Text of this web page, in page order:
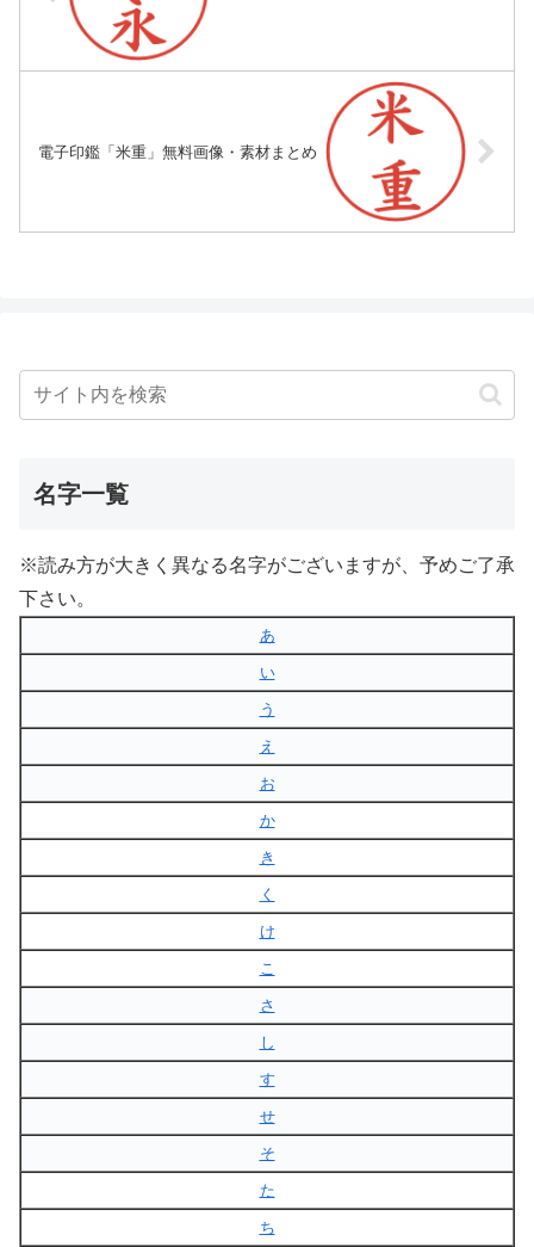
電子印鑑「米重」無料画像・素材まとめ
名字一覧
※読み方が大きく異なる名字がございますが、予めご了承
下さい。
あ
い
う
え
お
か
き
く
け
こ
さ
し
す
せ
そ
た
ち